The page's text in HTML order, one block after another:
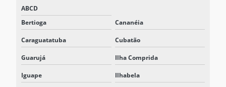
ABCD
Bertioga
Cananéia
Caraguatatuba Cubatão
Guarujá Ilha Comprida
Iguape Ilhabela